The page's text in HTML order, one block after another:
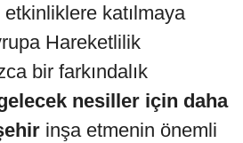
katılmaya
Hareketlilik
bir farkındalık
nesiller için daha
inşa etmenin önemli